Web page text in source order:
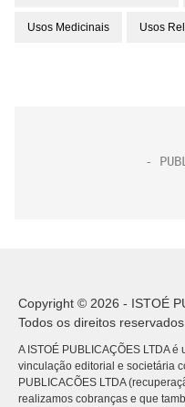
Usos Medicinais Usos
Copyright © 2026 - ISTOÉ
Todos os direitos
A ISTOÉ PUBLICAÇÕES LTDA
vinculação editorial e societária
PUBLICACÕES LTDA
realizamos cobranças e que